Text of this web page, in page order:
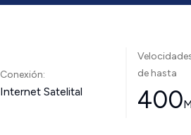
Conexión:
Internet Satelital
de hasta
400